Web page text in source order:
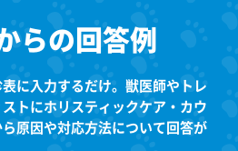
らの回答例
に入力するだけ。獣医師やトレ
トにホリスティックケア・カウ
原因や対応方法について回答が